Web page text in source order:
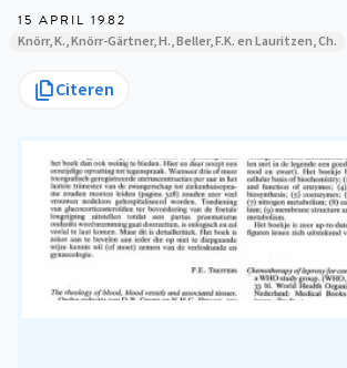
15 APRIL 1982
Knörr, K., Knörr-Gärtner, H., Beller, F.K. en Lauritzen, Ch.
Citeren